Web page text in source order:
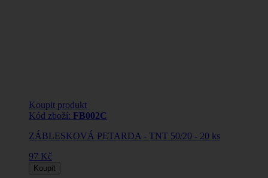
Koupit produkt
Kód zboží: FB002C
ZÁBLESKOVÁ PETARDA - TNT 50/20 - 20 ks
97 Kč
Koupit